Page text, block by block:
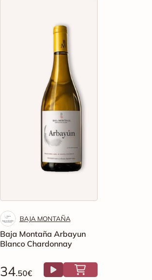
BAJA MONTAÑA
Baja Montaña Arbayun
Blanco Chardonnay
34.50€